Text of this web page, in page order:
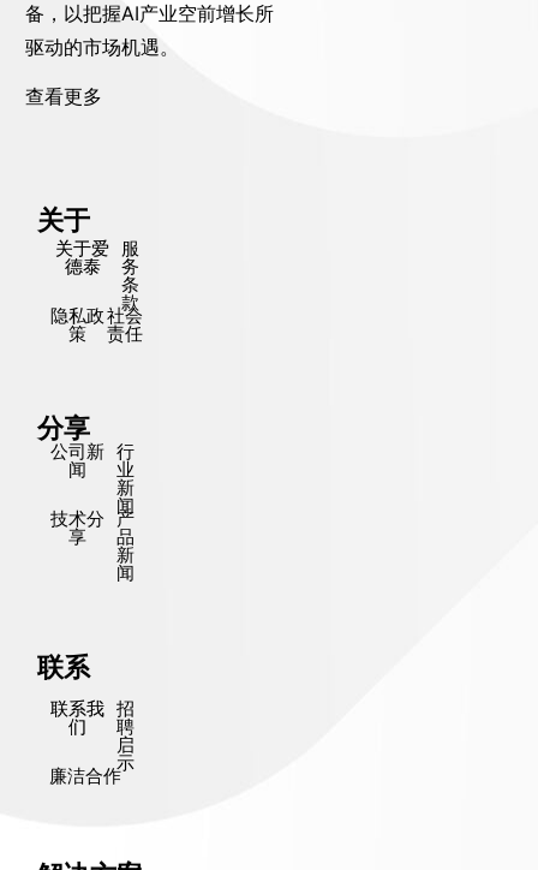
备，以把握AI产业空前增长所
驱动的市场机遇。
查看更多
关于
关于爱
德泰
服
务
条
款
隐私政
策
社会
责任
分享
公司新
闻
行
业
新
闻
技术分
享
产
品
新
闻
联系
联系我
们
招
聘
启
示
廉洁合作